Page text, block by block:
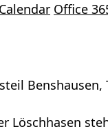
Office
Benshausen,
Löschhasen